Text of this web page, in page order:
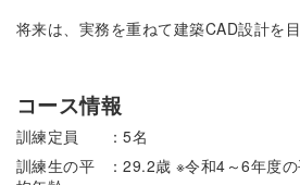
将来は、実務を重ねて建築CAD設計を
コース情報
訓練定員
：5名
訓練生の平
：29.2歳 ※令和4～6年度